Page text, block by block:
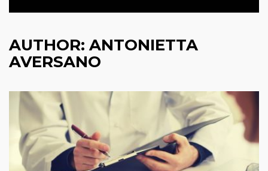
AUTHOR: ANTONIETTA
AVERSANO